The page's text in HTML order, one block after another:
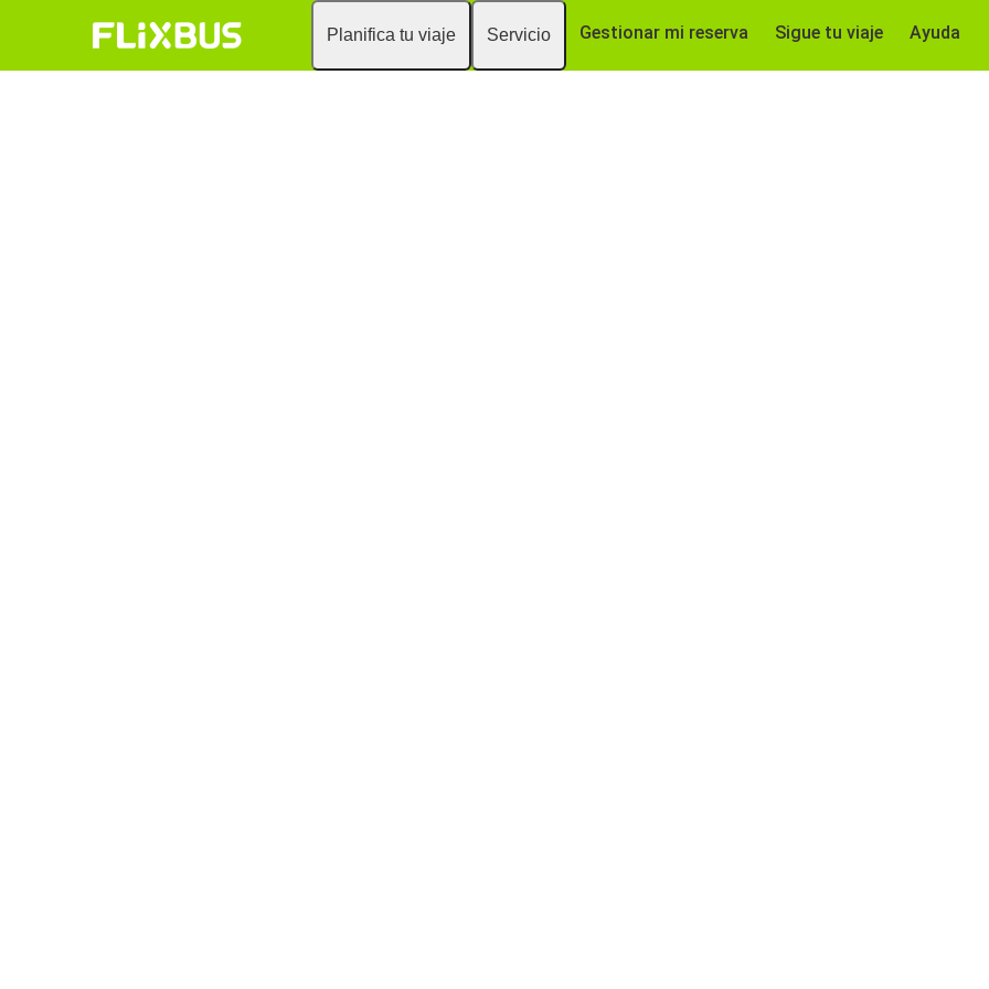
Planifica tu viaje Servicio Gestionar mi reserva Sigue tu viaje Ayuda